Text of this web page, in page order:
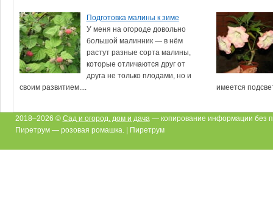
Подготовка малины к зиме
У меня на огороде довольно
большой малинник — в нём
растут разные сорта малины,
которые отличаются друг от
друга не только плодами, но и
своим развитием....
имеется
2018–2026 © Сад и огород, дом и дача — копирование информации без
Пиретрум — розовая ромашка. | Пиретрум